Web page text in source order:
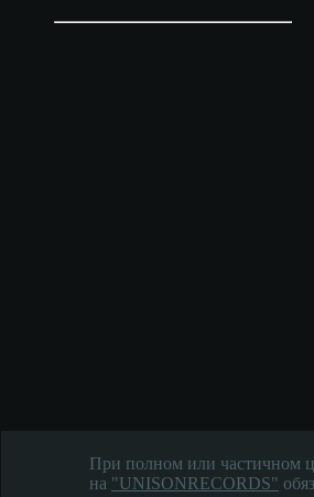
При полном или частичном
на "UNISONRECORDS"